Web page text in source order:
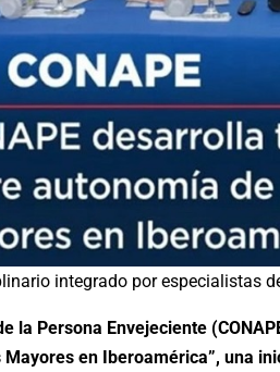
integrado por especialistas
la Persona Envejeciente
Mayores en Iberoamérica”, una